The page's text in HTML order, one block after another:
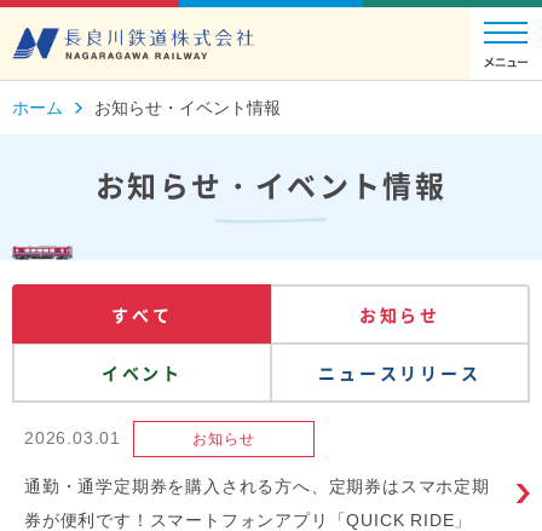
ホーム お知らせ・イベント情報
お知らせ・イベント情報
すべて お知らせ
イベント ニュースリリース
2026.03.01 お知らせ
通勤・通学定期券を購入される方へ、定期券はスマホ定期
券が便利です！スマートフォンアプリ「QUICK RIDE」